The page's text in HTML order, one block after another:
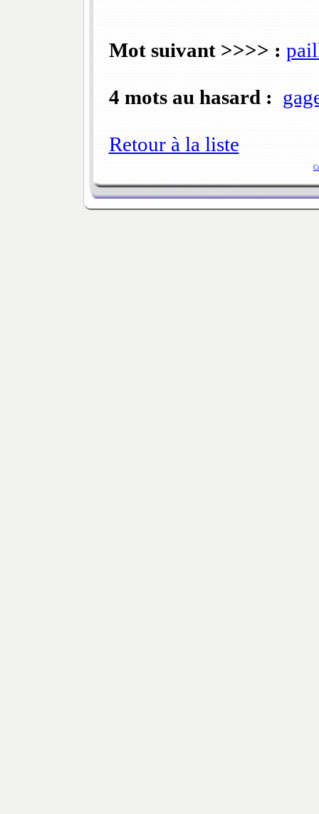
Mot suivant >>>> :
4 mots au hasard :
Retour à la liste